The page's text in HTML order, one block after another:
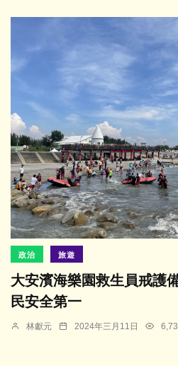
政治 旅遊
大安濱海樂園救生員戒護
民安全第一
林獻元 2024年三月11日